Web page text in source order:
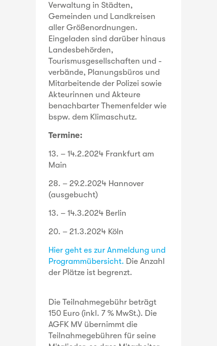
Verwaltung in Städten,
Gemeinden und Landkreisen
aller Größenordnungen.
Eingeladen sind darüber hinaus
Landesbehörden,
Tourismusgesellschaften und -
verbände, Planungsbüros und
Mitarbeitende der Polizei sowie
Akteurinnen und Akteure
benachbarter Themenfelder wie
bspw. dem Klimaschutz.
Termine:
13. – 14.2.2024 Frankfurt am
Main
28. – 29.2.2024 Hannover
(ausgebucht)
13. – 14.3.2024 Berlin
20. – 21.3.2024 Köln
Hier geht es zur Anmeldung und
Programmübersicht. Die Anzahl
der Plätze ist begrenzt.
Die Teilnahmegebühr beträgt
150 Euro (inkl. 7 % MwSt.). Die
AGFK MV übernimmt die
Teilnahmegebühren für seine